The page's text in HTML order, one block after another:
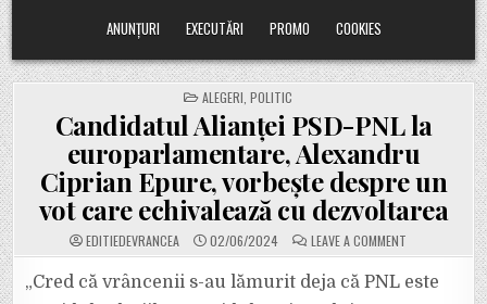
ANUNȚURI
EXECUTĂRI PROMO COOKIES
POSTED
IN
ALEGERI POLITIC
Candidatul Alianței PSD-PNL la
europarlamentare, Alexandru
Ciprian Epure, vorbește despre un
vot care echivalează cu dezvoltarea
EDITIEDEVRANCEA 02/06/2024 LEAVE A COMMENT
CANDIDATUL
PSD-
PNL
„Cred că vrâncenii s-au lămurit deja că PNL este